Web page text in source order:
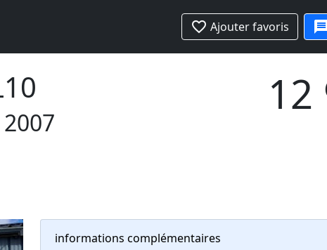
favorite_border Ajouter favoris
12
informations complémentaires